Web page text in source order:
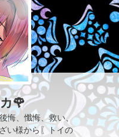
🌹
悔、懺悔、救い、
い様から〖トイの